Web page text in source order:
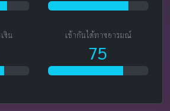
งิน เข้ากันได้ทางอารมณ์
75